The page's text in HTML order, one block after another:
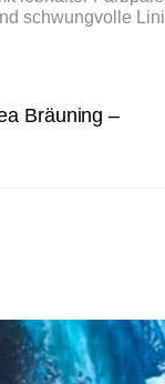
schwungvolle
Bräuning –